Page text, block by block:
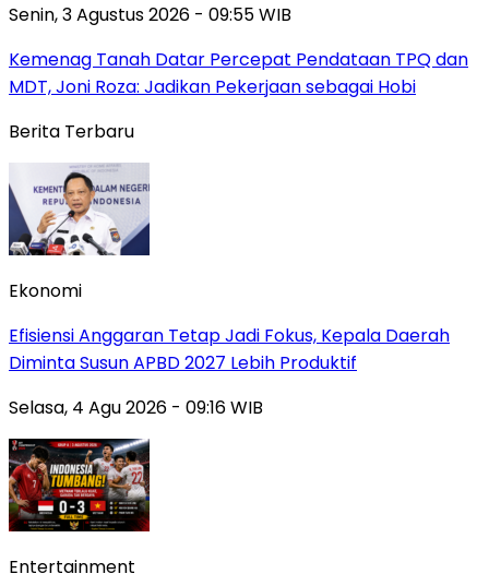
Senin, 3 Agustus 2026 - 09:55 WIB
Kemenag Tanah Datar Percepat Pendataan TPQ dan
MDT, Joni Roza: Jadikan Pekerjaan sebagai Hobi
Berita Terbaru
Ekonomi
Efisiensi Anggaran Tetap Jadi Fokus, Kepala Daerah
Diminta Susun APBD 2027 Lebih Produktif
Selasa, 4 Agu 2026 - 09:16 WIB
Entertainment